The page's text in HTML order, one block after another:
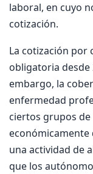
laboral, en cuyo
cotización.
La cotización por
obligatoria desde
embargo, la
enfermedad
ciertos grupos
una actividad de
que los